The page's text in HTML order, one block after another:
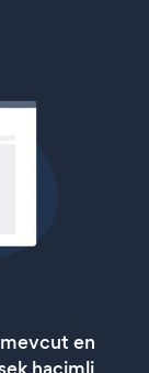
mevcut en